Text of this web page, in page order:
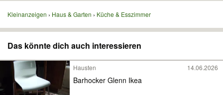
Kleinanzeigen Haus & Garten Küche & Esszimmer
Das könnte dich auch interessieren
Hausten 14.06.2026
Barhocker Glenn Ikea